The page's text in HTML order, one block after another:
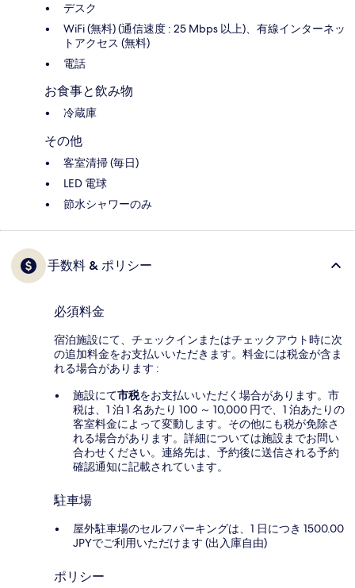
デスク
WiFi (無料) (通信速度 : 25 Mbps 以上)、有線インターネッ
トアクセス (無料)
電話
お食事と飲み物
冷蔵庫
その他
客室清掃 (毎日)
LED 電球
節水シャワーのみ
手数料 & ポリシー
必須料金
宿泊施設にて、チェックインまたはチェックアウト時に次
の追加料金をお支払いいただきます。料金には税金が含ま
れる場合があります :
施設にて市税をお支払いいただく場合があります。市
税は、1 泊 1 名あたり 100 ～ 10,000 円で、1 泊あたりの
客室料金によって変動します。その他にも税が免除さ
れる場合があります。詳細については施設までお問い
合わせください。連絡先は、予約後に送信される予約
確認通知に記載されています。
駐車場
屋外駐車場のセルフパーキングは、1 日につき 1500.00
JPYでご利用いただけます (出入庫自由)
ポリシー